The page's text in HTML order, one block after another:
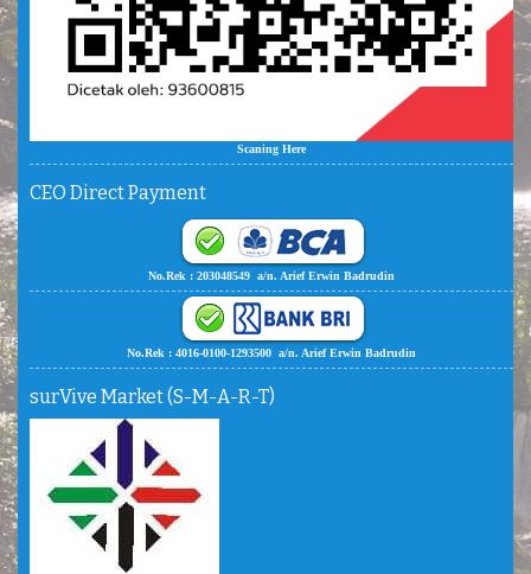
Scaning Here
CEO Direct Payment
No.Rek : 203048549 a/n. Arief Erwin Badrudin
No.Rek : 4016-0100-1293500 a/n. Arief Erwin Badrudin
surVive Market (S-M-A-R-T)